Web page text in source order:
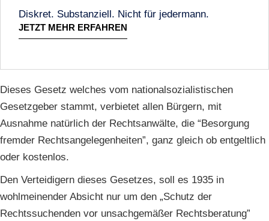
Diskret. Substanziell. Nicht für jedermann.
JETZT MEHR ERFAHREN
Dieses Gesetz welches vom nationalsozialistischen
Gesetzgeber stammt, verbietet allen Bürgern, mit
Ausnahme natürlich der Rechtsanwälte, die “Besorgung
fremder Rechtsangelegenheiten”, ganz gleich ob entgeltlich
oder kostenlos.
Den Verteidigern dieses Gesetzes, soll es 1935 in
wohlmeinender Absicht nur um den „Schutz der
Rechtssuchenden vor unsachgemäßer Rechtsberatung”